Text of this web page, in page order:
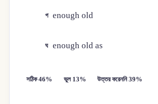
গ enough old
ঘ enough old as
সঠিক 46% ভুল 13% উত্তর করেননি 39%